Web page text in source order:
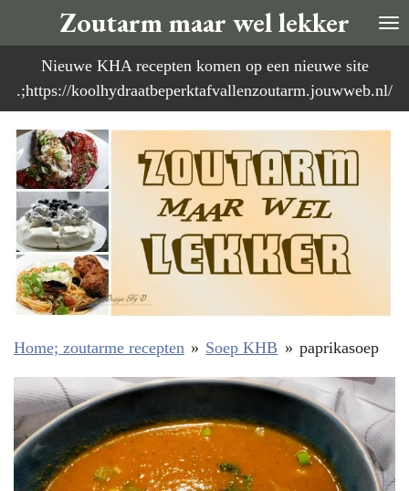
direct
naar
de
Zoutarm maar wel lekker
Nieuwe KHA recepten komen op een nieuwe site
.;https://koolhydraatbeperktafvallenzoutarm.jouwweb.nl/
Home; zoutarme recepten » Soep KHB » paprikasoep